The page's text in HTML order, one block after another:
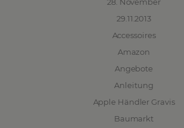
29.11.2013
Accessoires
Amazon
Angebote
Anleitung
Apple Händler Gravis
Baumarkt